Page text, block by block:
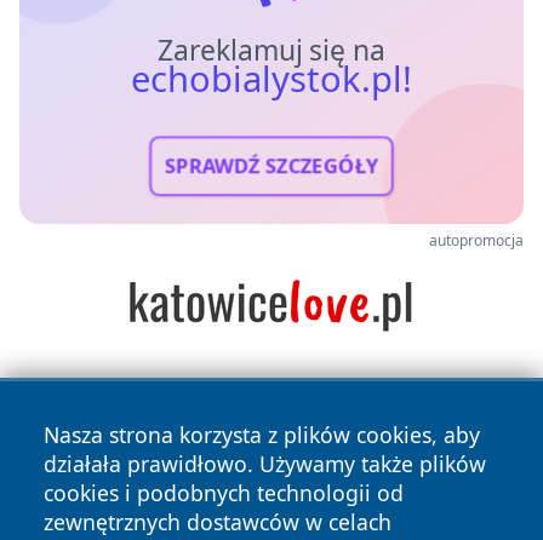
Zareklamuj się na
echobialystok.pl!
SPRAWDŹ SZCZEGÓŁY
autopromocja
Nasza strona korzysta z plików cookies, aby
działała prawidłowo. Używamy także plików
cookies i podobnych technologii od
zewnętrznych dostawców w celach
Copyright © 2026 echobialystok.pl Wszystkie prawa